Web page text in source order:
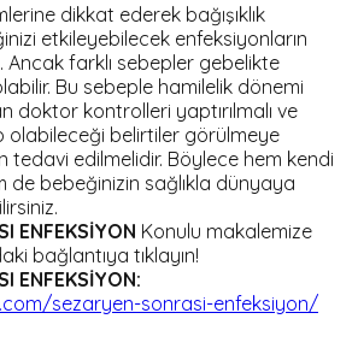
dikkat ederek bağışıklık
etkileyebilecek enfeksiyonların
Ancak farklı sebepler gebelikte
Bu sebeple hamilelik dönemi
doktor kontrolleri yaptırılmalı ve
olabileceği belirtiler görülmeye
tedavi edilmelidir. Böylece hem kendi
de bebeğinizin sağlıkla dünyaya
ENFEKSİYON Konulu makalemize
bağlantıya tıklayın!
ENFEKSİYON:
sezaryen-sonrasi-enfeksiyon/